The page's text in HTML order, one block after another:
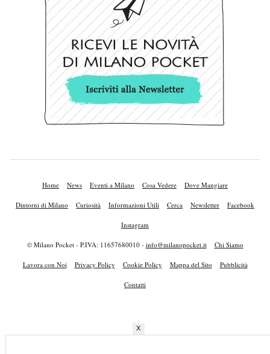
Home News Eventi a Milano Cosa Vedere Dove Mangiare
Dintorni di Milano Curiosità Informazioni Utili Cerca Newsletter Facebook
Instagram
© Milano Pocket - P.IVA: 11657680010 - info@milanopocket.it Chi Siamo
Lavora con Noi Privacy Policy Cookie Policy Mappa del Sito Pubblicità
Contatti
X